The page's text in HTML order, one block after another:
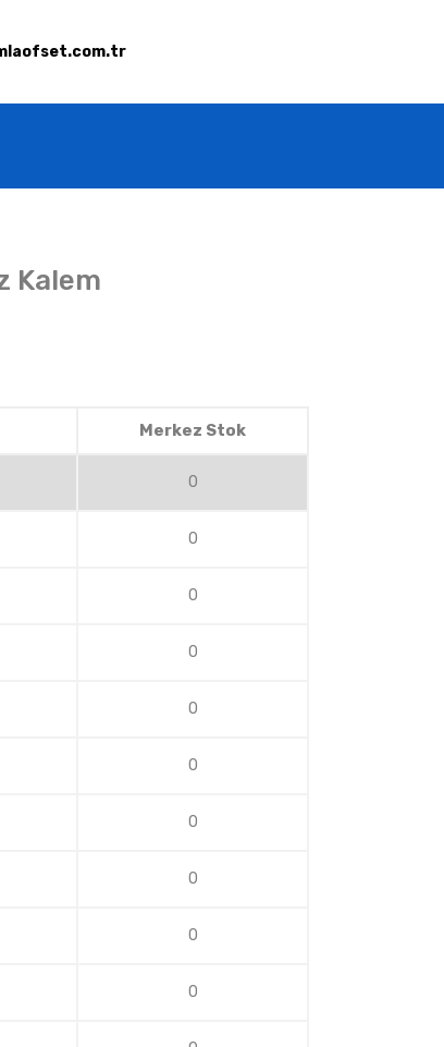
Kalem
Merkez Stok
0
0
0
0
0
0
0
0
0
0